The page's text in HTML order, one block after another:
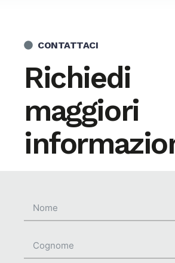
CONTATTACI
Richiedi
maggiori